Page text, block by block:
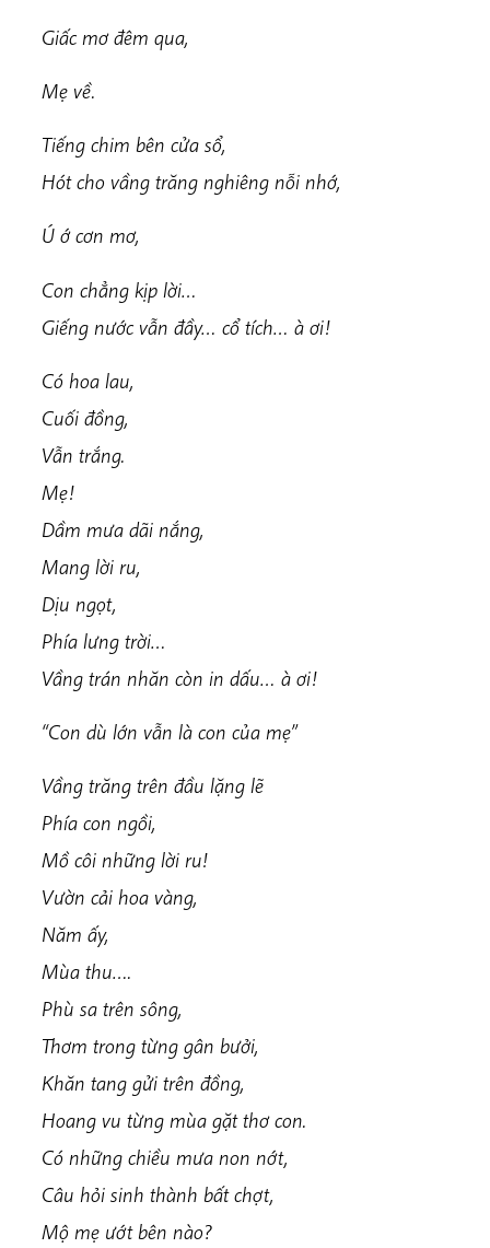
Giấc mơ đêm qua,
Mẹ về.
Tiếng chim bên cửa sổ,
Hót cho vầng trăng nghiêng nỗi nhớ,
Ú ớ cơn mơ,
Con chẳng kịp lời…
Giếng nước vẫn đầy… cổ tích… à ơi!
Có hoa lau,
Cuối đồng,
Vẫn trắng.
Mẹ!
Dầm mưa dãi nắng,
Mang lời ru,
Dịu ngọt,
Phía lưng trời…
Vầng trán nhăn còn in dấu… à ơi!
“Con dù lớn vẫn là con của mẹ”
Vầng trăng trên đầu lặng lẽ
Phía con ngồi,
Mồ côi những lời ru!
Vườn cải hoa vàng,
Năm ấy,
Mùa thu….
Phù sa trên sông,
Thơm trong từng gân bưởi,
Khăn tang gửi trên đồng,
Hoang vu từng mùa gặt thơ con.
Có những chiều mưa non nớt,
Câu hỏi sinh thành bất chợt,
Mộ mẹ ướt bên nào?